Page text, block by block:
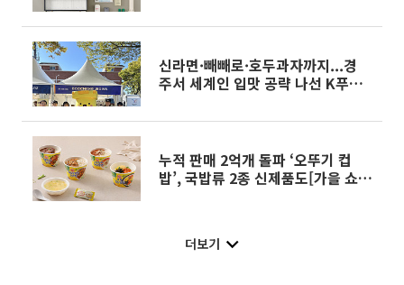
신라면·빼빼로·호두과자까지...경
주서 세계인 입맛 공략 나선 K푸드
누적 판매 2억개 돌파 ‘오뚜기 컵
밥’, 국밥류 2종 신제품도[가을 쇼핑
더보기